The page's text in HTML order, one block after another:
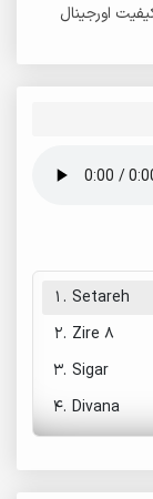
اورجینال
1. Setareh
2. Zire 8
3. Sigar
4. Divana